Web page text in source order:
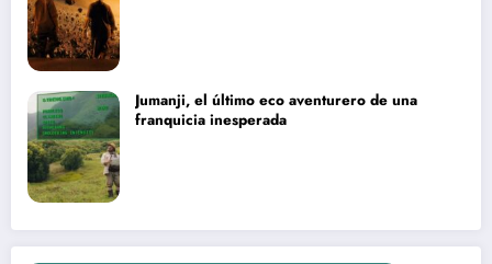
Jumanji, el último eco aventurero de una
franquicia inesperada